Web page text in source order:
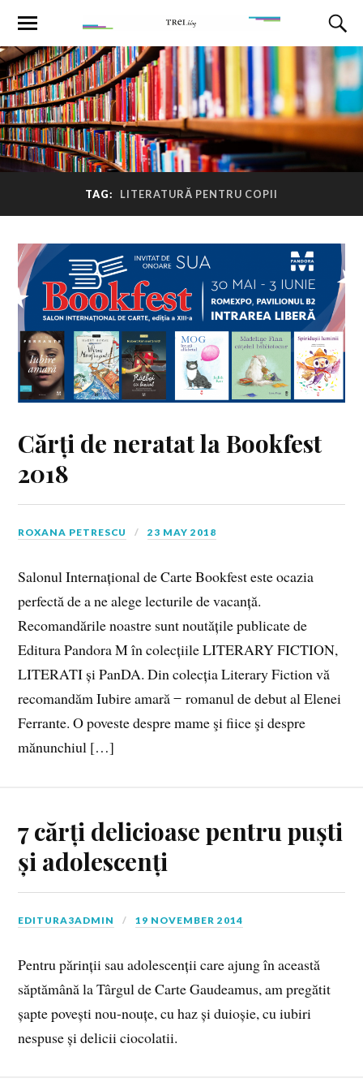
TAG: LITERATURĂ PENTRU COPII
Cărți de neratat la Bookfest
2018
ROXANA PETRESCU 23 MAY 2018
Salonul Internațional de Carte Bookfest este ocazia
perfectă de a ne alege lecturile de vacanță.
Recomandările noastre sunt noutățile publicate de
Editura Pandora M în colecțiile LITERARY FICTION,
LITERATI și PanDA. Din colecția Literary Fiction vă
recomandăm Iubire amară ̶ romanul de debut al Elenei
Ferrante. O poveste despre mame şi fiice şi despre
mănunchiul […]
7 cărți delicioase pentru puști
și adolescenți
EDITURA3ADMIN 19 NOVEMBER 2014
Pentru părinții sau adolescenții care ajung în această
săptămână la Târgul de Carte Gaudeamus, am pregătit
șapte povești nou-nouțe, cu haz și duioșie, cu iubiri
nespuse și delicii ciocolatii.